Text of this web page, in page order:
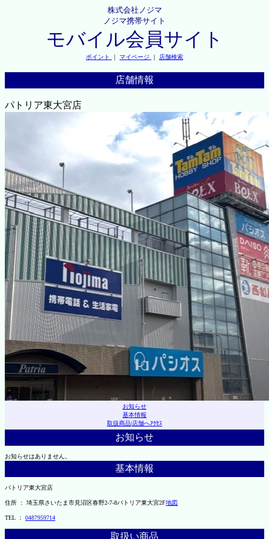
株式会社ノジマ
ノジマ携帯サイト
モバイル会員サイト
ポイント ｜ マイページ ｜ 店舗検索
店舗情報
パトリア東大宮店
お知らせ
基本情報
取扱商品|店舗へｱｸｾｽ
お知らせ
お知らせはありません。
基本情報
パトリア東大宮店
住所 ： 埼玉県さいたま市見沼区春野2-7-8パトリア東大宮2F地図
TEL ： 0487959714
取扱い商品